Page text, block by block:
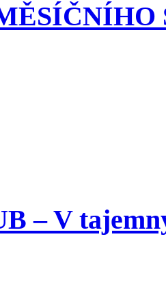
– V